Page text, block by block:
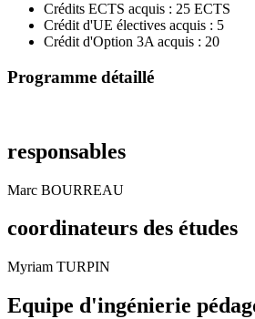
Crédits ECTS acquis : 25 ECTS
Crédit d'UE électives acquis : 5
Crédit d'Option 3A acquis : 20
Programme détaillé
responsables
Marc BOURREAU
coordinateurs des études
Myriam TURPIN
Equipe d'ingénierie